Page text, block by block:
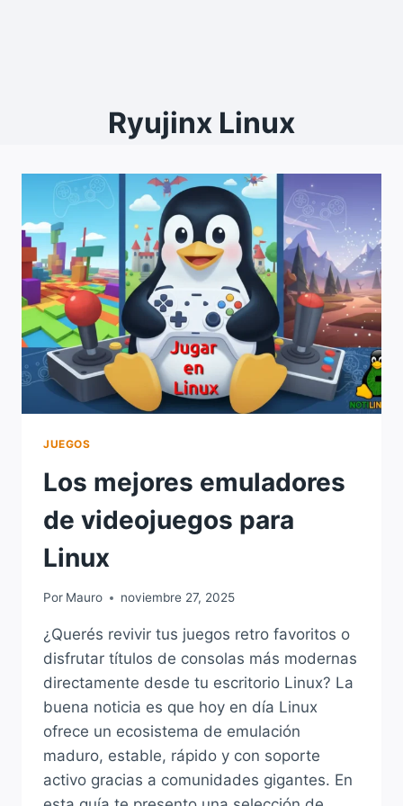
Ryujinx Linux
JUEGOS
Los mejores emuladores
de videojuegos para
Linux
Por Mauro noviembre 27, 2025
¿Querés revivir tus juegos retro favoritos o
disfrutar títulos de consolas más modernas
directamente desde tu escritorio Linux? La
buena noticia es que hoy en día Linux
ofrece un ecosistema de emulación
maduro, estable, rápido y con soporte
activo gracias a comunidades gigantes. En